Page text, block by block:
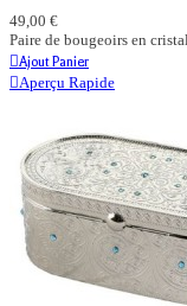
49,00 €
Paire de bougeoirs en
Ajout Panier
Aperçu Rapide